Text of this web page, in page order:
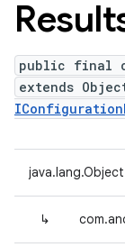
public final
extends
java.lang.Object
↳